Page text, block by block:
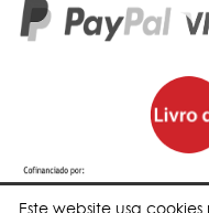
Este website usa